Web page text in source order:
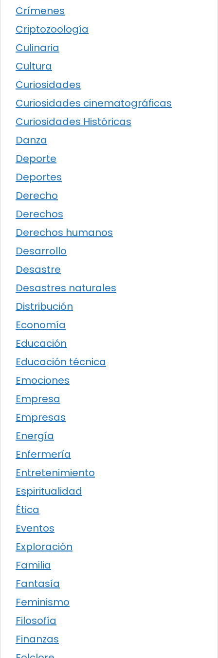
Crímenes
Criptozoología
Culinaria
Cultura
Curiosidades
Curiosidades cinematográficas
Curiosidades Históricas
Danza
Deporte
Deportes
Derecho
Derechos
Derechos humanos
Desarrollo
Desastre
Desastres naturales
Distribución
Economía
Educación
Educación técnica
Emociones
Empresa
Empresas
Energía
Enfermería
Entretenimiento
Espiritualidad
Ética
Eventos
Exploración
Familia
Fantasía
Feminismo
Filosofía
Finanzas